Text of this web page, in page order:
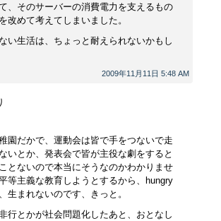
2009年11月11日 5:48 AM
、そのサーバーの消費電力を支えるもの
改めて考えてしまいました。
い生活は、ちょっと耐えられないかもし
園だかで、運動会は皆で手をつないで走
いとか、発表会で皆が主役な劇をすると
とないので本当にそうなのかわかりませ
等主義な教育しようとするから、hungry
生まれないのです、きっと。
行とかが社会問題化したあと、おとなし